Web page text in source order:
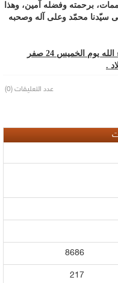
برحمته وفضله آمين، وهذا
سيّدنا محمّد وعلى آله وصحبه
انتهى التفريغ لهذه السلسلة المباركة إن شاء الله يوم الخميس 24 صفر
عدد التعليقات (0)
8686
217